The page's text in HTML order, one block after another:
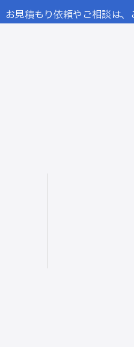
お見積もり依頼やご相談は、